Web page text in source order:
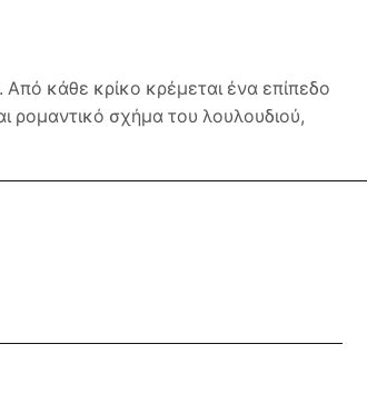
Από κάθε κρίκο κρέμεται ένα επίπεδο
ρομαντικό σχήμα του λουλουδιού,